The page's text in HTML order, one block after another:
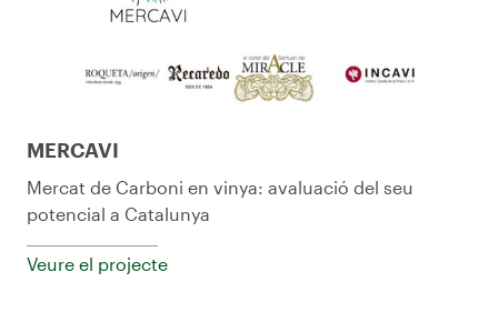
MERCAVI
Mercat de Carboni en vinya: avaluació del seu
potencial a Catalunya
Veure el projecte